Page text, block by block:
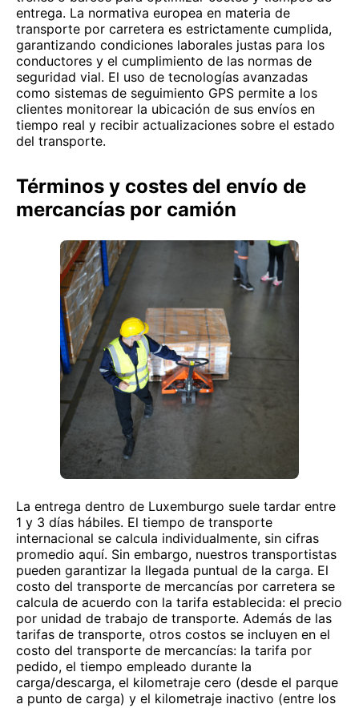
entrega. La normativa europea en materia de
transporte por carretera es estrictamente cumplida,
garantizando condiciones laborales justas para los
conductores y el cumplimiento de las normas de
seguridad vial. El uso de tecnologías avanzadas
como sistemas de seguimiento GPS permite a los
clientes monitorear la ubicación de sus envíos en
tiempo real y recibir actualizaciones sobre el estado
del transporte.
Términos y costes del envío de
mercancías por camión
La entrega dentro de Luxemburgo suele tardar entre
1 y 3 días hábiles. El tiempo de transporte
internacional se calcula individualmente, sin cifras
promedio aquí. Sin embargo, nuestros transportistas
pueden garantizar la llegada puntual de la carga. El
costo del transporte de mercancías por carretera se
calcula de acuerdo con la tarifa establecida: el precio
por unidad de trabajo de transporte. Además de las
tarifas de transporte, otros costos se incluyen en el
costo del transporte de mercancías: la tarifa por
pedido, el tiempo empleado durante la
carga/descarga, el kilometraje cero (desde el parque
a punto de carga) y el kilometraje inactivo (entre los